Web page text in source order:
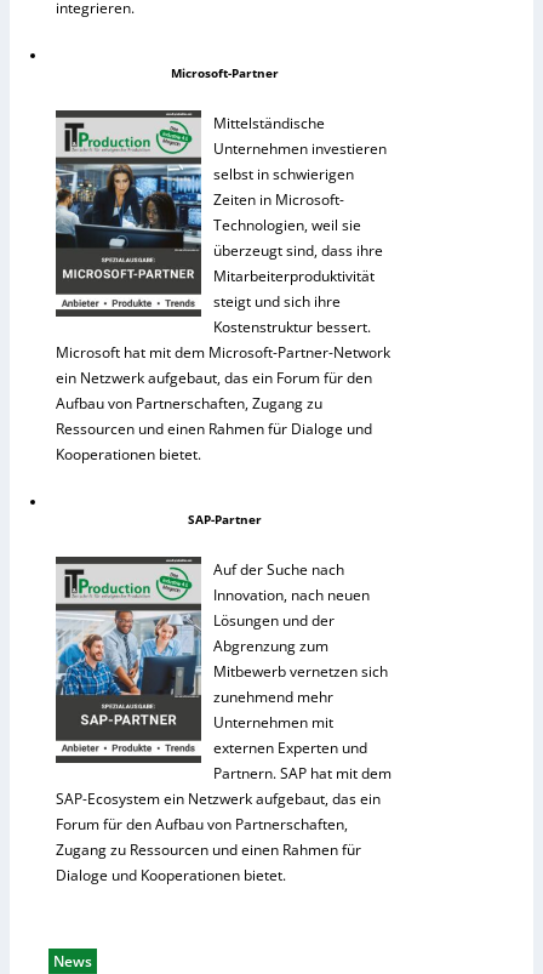
integrieren.
Microsoft-Partner
Mittelständische
Unternehmen investieren
selbst in schwierigen
Zeiten in Microsoft-
Technologien, weil sie
überzeugt sind, dass ihre
Mitarbeiterproduktivität
steigt und sich ihre
Kostenstruktur bessert.
Microsoft hat mit dem Microsoft-Partner-Network
ein Netzwerk aufgebaut, das ein Forum für den
Aufbau von Partnerschaften, Zugang zu
Ressourcen und einen Rahmen für Dialoge und
Kooperationen bietet.
SAP-Partner
Auf der Suche nach
Innovation, nach neuen
Lösungen und der
Abgrenzung zum
Mitbewerb vernetzen sich
zunehmend mehr
Unternehmen mit
externen Experten und
Partnern. SAP hat mit dem
SAP-Ecosystem ein Netzwerk aufgebaut, das ein
Forum für den Aufbau von Partnerschaften,
Zugang zu Ressourcen und einen Rahmen für
Dialoge und Kooperationen bietet.
News